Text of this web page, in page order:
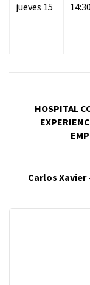
jueves 15 14:30
HOSPITAL
Carlos Xavier